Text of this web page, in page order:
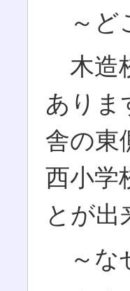
～ど
木造
ありま
舎の東
西小学
とが出
～な